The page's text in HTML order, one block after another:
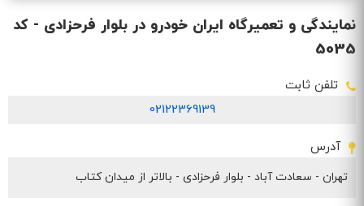
نمایندگی و تعمیرگاه ایران خودرو در بلوار فرحزادی - کد
5035
تلفن ثابت
02122369139
آدرس
تهران - سعادت آباد - بلوار فرحزادی - بالاتر از میدان کتاب